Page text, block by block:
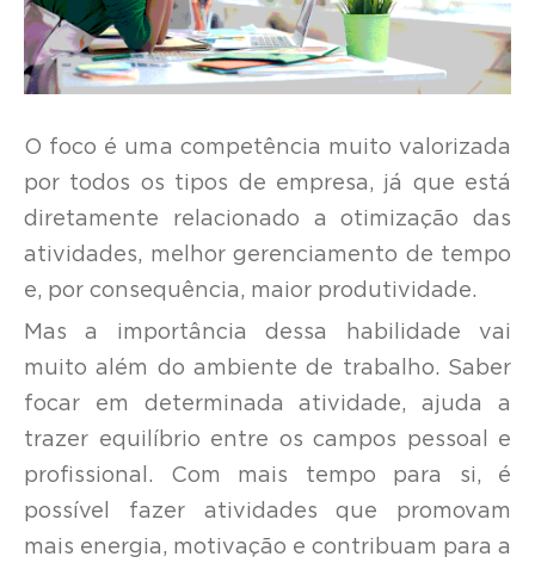
O foco é uma competência muito valorizada
por todos os tipos de empresa, já que está
diretamente relacionado a otimização das
atividades, melhor gerenciamento de tempo
e, por consequência, maior produtividade.
Mas a importância dessa habilidade vai
muito além do ambiente de trabalho. Saber
focar em determinada atividade, ajuda a
trazer equilíbrio entre os campos pessoal e
profissional. Com mais tempo para si, é
possível fazer atividades que promovam
mais energia, motivação e contribuam para a